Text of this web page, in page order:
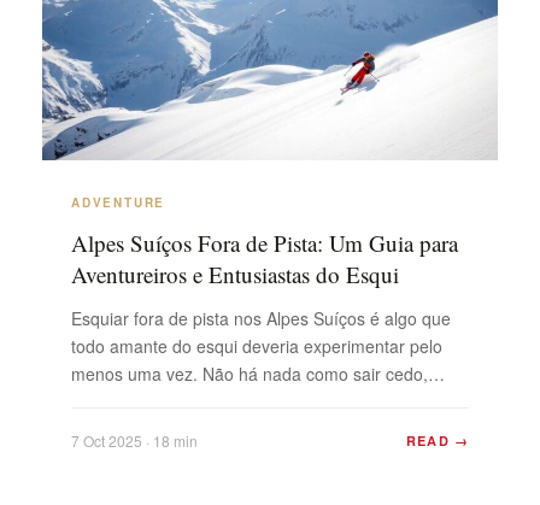
ADVENTURE
Alpes Suíços Fora de Pista: Um Guia para
Aventureiros e Entusiastas do Esqui
Esquiar fora de pista nos Alpes Suíços é algo que
todo amante do esqui deveria experimentar pelo
menos uma vez. Não há nada como sair cedo,
deixar as multidões para trás e abrir suas próprias
7 Oct 2025 · 18 min READ →